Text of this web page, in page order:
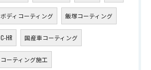
ボディコーティング 飯塚コーティング
C-HR 国産車コーティング
コーティング施工